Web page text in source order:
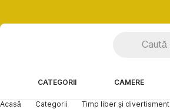
CATEGORII CAMERE
Acasă Categorii Timp liber și divertisment